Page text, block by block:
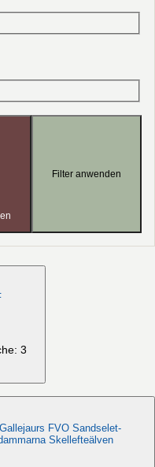
Filter anwenden
3
FVO Sandselet-
Skellefteälven